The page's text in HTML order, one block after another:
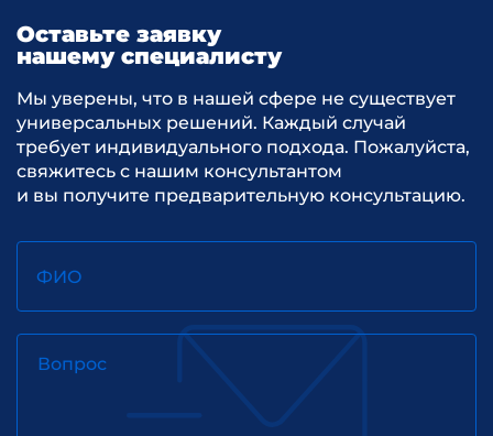
Оставьте заявку
нашему специалисту
Мы уверены, что в нашей сфере не существует
универсальных решений. Каждый случай
требует индивидуального подхода. Пожалуйста,
свяжитесь с нашим консультантом
и вы получите предварительную консультацию.
ФИО
Вопрос